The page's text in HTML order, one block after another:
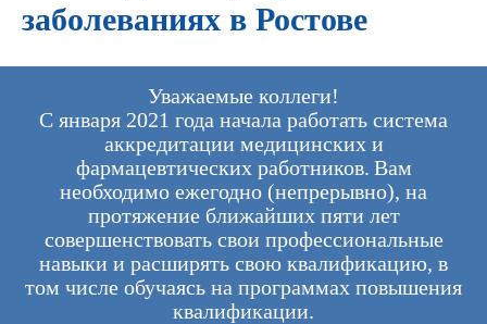
заболеваниях в Ростове
Уважаемые коллеги!
С января 2021 года начала работать система
аккредитации медицинских и
фармацевтических работников. Вам
необходимо ежегодно (непрерывно), на
протяжение ближайших пяти лет
совершенствовать свои профессиональные
навыки и расширять свою квалификацию, в
том числе обучаясь на программах повышения
квалификации.